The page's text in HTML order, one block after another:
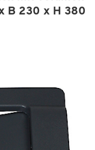
B 230 x H 380